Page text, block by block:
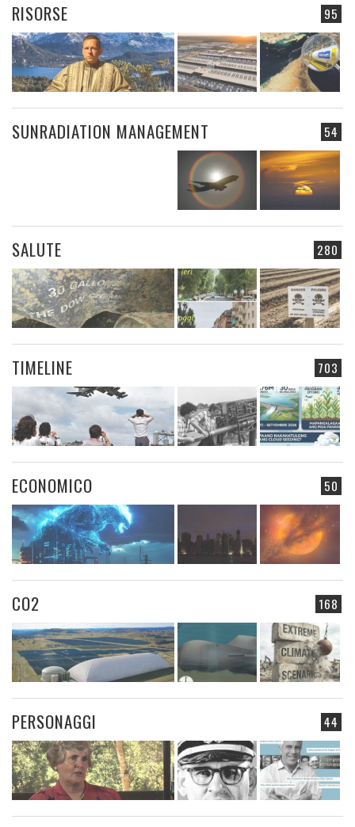
95
RISORSE
54
SUNRADIATION MANAGEMENT
280
SALUTE
703
TIMELINE
50
ECONOMICO
168
CO2
44
PERSONAGGI